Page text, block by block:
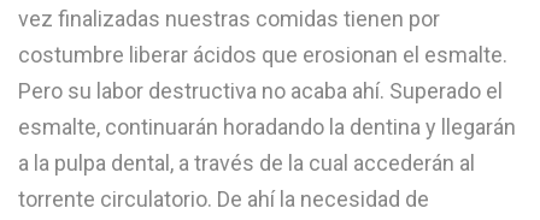
vez finalizadas nuestras comidas tienen por
costumbre liberar ácidos que erosionan el esmalte.
Pero su labor destructiva no acaba ahí. Superado el
esmalte, continuarán horadando la dentina y llegarán
a la pulpa dental, a través de la cual accederán al
torrente circulatorio. De ahí la necesidad de